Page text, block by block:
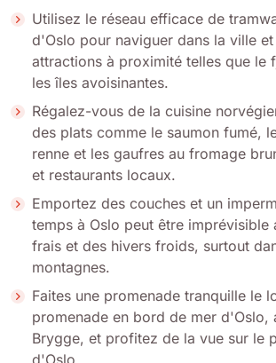
Utilisez le réseau efficace de
d'Oslo pour naviguer dans la ville
attractions à proximité telles que le
les îles avoisinantes.
Régalez-vous de la cuisine
des plats comme le saumon fumé,
renne et les gaufres au fromage
et restaurants locaux.
Emportez des couches et un
temps à Oslo peut être imprévisible
frais et des hivers froids, surtout
montagnes.
Faites une promenade tranquille le
promenade en bord de mer d'Oslo,
Brygge, et profitez de la vue sur le
d'Oslo.